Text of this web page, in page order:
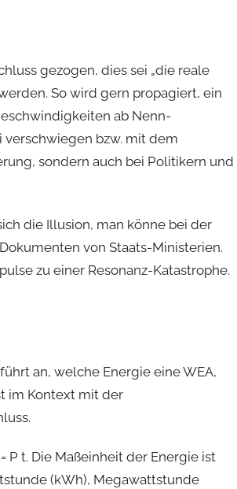
gezogen, dies sei „die reale
So wird gern propagiert, ein
ab Nenn-
bzw. mit dem
sondern auch bei Politikern und
die Illusion, man könne bei der
von Staats-Ministerien.
zu einer Resonanz-Katastrophe.
an, welche Energie eine WEA,
im Kontext mit der
P t. Die Maßeinheit der Energie ist
(kWh), Megawattstunde